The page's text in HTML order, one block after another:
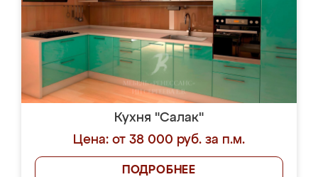
Кухня "Салак"
Цена: от 38 000 руб. за п.м.
ПОДРОБНЕЕ